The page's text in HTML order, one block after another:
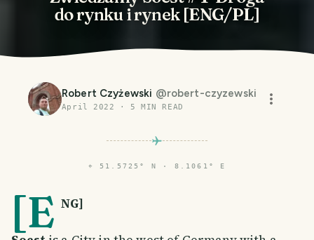
do rynku i rynek [ENG/PL]
Robert Czyżewski @robert-czyzewski
April 2022 ·5 MIN READ
⌖ 51.5725° N · 8.1061° E
[E NG]